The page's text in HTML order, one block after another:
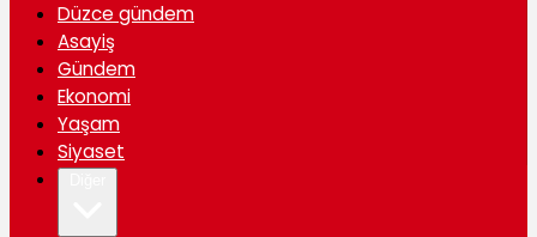
Düzce gündem
Asayiş
Gündem
Ekonomi
Yaşam
Siyaset